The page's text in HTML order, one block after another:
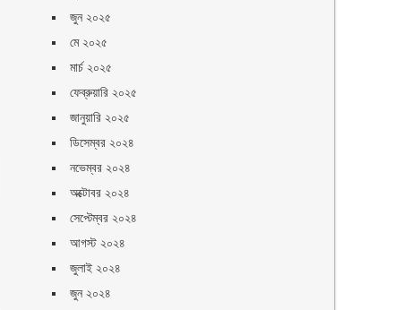
জুন ২০২৫
মে ২০২৫
মার্চ ২০২৫
ফেব্রুয়ারি ২০২৫
জানুয়ারি ২০২৫
ডিসেম্বর ২০২৪
নভেম্বর ২০২৪
অক্টোবর ২০২৪
সেপ্টেম্বর ২০২৪
আগস্ট ২০২৪
জুলাই ২০২৪
জুন ২০২৪